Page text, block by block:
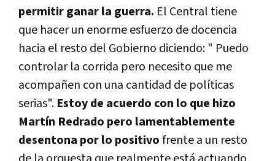
permitir ganar la guerra. El Central tiene
que hacer un enorme esfuerzo de docencia
hacia el resto del Gobierno diciendo: " Puedo
controlar la corrida pero necesito que me
acompañen con una cantidad de polí­ticas
serias". Estoy de acuerdo con lo que hizo
Martí­n Redrado pero lamentablemente
desentona por lo positivofrente a un resto